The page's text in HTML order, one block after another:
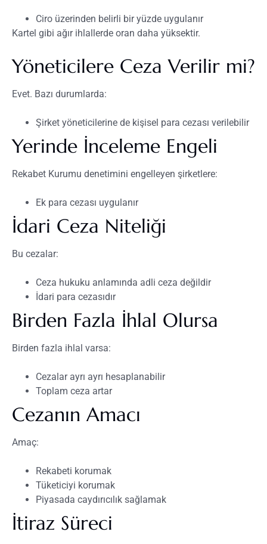
Ciro üzerinden belirli bir yüzde uygulanır
Kartel gibi ağır ihlallerde oran daha yüksektir.
Yöneticilere Ceza Verilir mi?
Evet. Bazı durumlarda:
Şirket yöneticilerine de kişisel para cezası verilebilir
Yerinde İnceleme Engeli
Rekabet Kurumu denetimini engelleyen şirketlere:
Ek para cezası uygulanır
İdari Ceza Niteliği
Bu cezalar:
Ceza hukuku anlamında adli ceza değildir
İdari para cezasıdır
Birden Fazla İhlal Olursa
Birden fazla ihlal varsa:
Cezalar ayrı ayrı hesaplanabilir
Toplam ceza artar
Cezanın Amacı
Amaç:
Rekabeti korumak
Tüketiciyi korumak
Piyasada caydırıcılık sağlamak
İtiraz Süreci